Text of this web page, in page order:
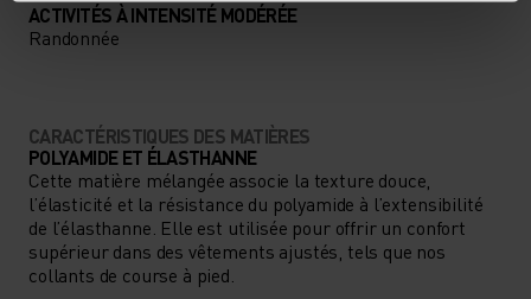
ACTIVITÉS À INTENSITÉ MODÉRÉE
Randonnée
CARACTÉRISTIQUES DES MATIÈRES
POLYAMIDE ET ÉLASTHANNE
Cette matière mélangée associe la texture douce,
l’élasticité et la résistance du polyamide à l’extensibilité
de l’élasthanne. Elle est utilisée pour offrir un confort
supérieur dans des vêtements ajustés, tels que nos
collants de course à pied.